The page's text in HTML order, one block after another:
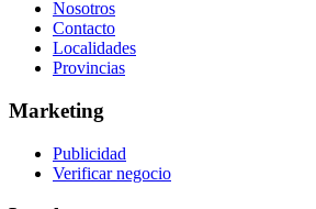
Nosotros
Contacto
Localidades
Provincias
Marketing
Publicidad
Verificar negocio